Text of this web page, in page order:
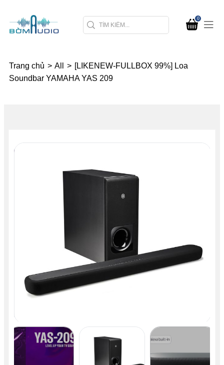
0
Trang chủ > All > [LIKENEW-FULLBOX 99%] Loa
Soundbar YAMAHA YAS 209